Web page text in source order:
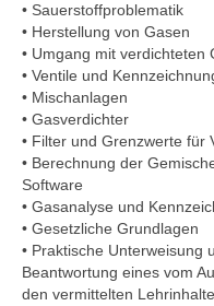
• Sauerstoffproblematik
• Herstellung von Gasen
• Umgang mit verdichteten
• Ventile und
• Mischanlagen
• Gasverdichter
• Filter und Grenzwerte für
• Berechnung der
Software
• Gasanalyse und
• Gesetzliche Grundlagen
• Praktische Unterweisung
Beantwortung eines vom
den vermittelten